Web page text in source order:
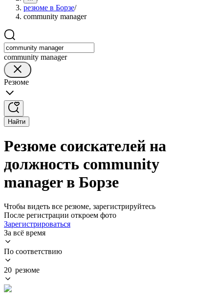
резюме в Борзе/
community manager
community manager
Резюме
Найти
Резюме соискателей на
должность community
manager в Борзе
Чтобы видеть все резюме, зарегистрируйтесь
После регистрации откроем фото
Зарегистрироваться
За всё время
По соответствию
20 резюме